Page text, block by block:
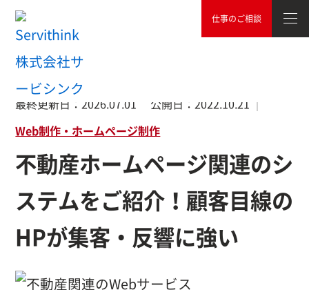
仕事のご相談
TOP Web制作・ホームページ制作
最終更新日： 2026.07.01 公開日： 2022.10.21
Web制作・ホームページ制作
不動産ホームページ関連のシ
ステムをご紹介！顧客目線の
HPが集客・反響に強い